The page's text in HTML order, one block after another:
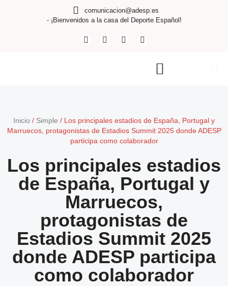
comunicacion@adesp.es
- ¡Bienvenidos a la casa del Deporte Español!
Inicio / Simple / Los principales estadios de España, Portugal y
Marruecos, protagonistas de Estadios Summit 2025 donde ADESP
participa como colaborador
Los principales estadios
de España, Portugal y
Marruecos,
protagonistas de
Estadios Summit 2025
donde ADESP participa
como colaborador